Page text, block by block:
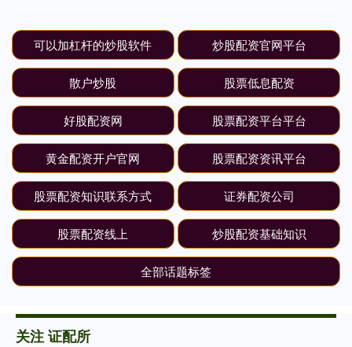
可以加杠杆的炒股软件 炒股配资官网平台
散户炒股 股票低息配资
好股配资网 股票配资平台平台
黄金配资开户官网 股票配资资讯平台
股票配资知识联系方式 证券配资公司
股票配资线上 炒股配资基础知识
全部话题标签
关注 证配所